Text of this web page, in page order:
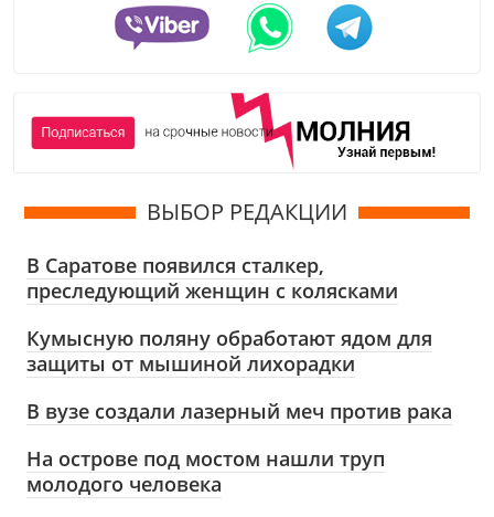
ВЫБОР РЕДАКЦИИ
В Саратове появился сталкер,
преследующий женщин с колясками
Кумысную поляну обработают ядом для
защиты от мышиной лихорадки
В вузе создали лазерный меч против рака
На острове под мостом нашли труп
молодого человека